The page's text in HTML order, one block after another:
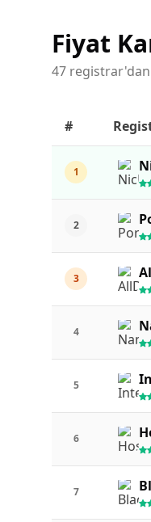
Fiyat
47 registrar'dan
#
1
2
3
4
5
6
7